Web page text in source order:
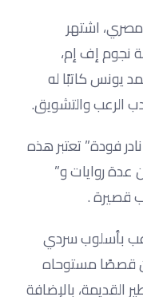
اشتهر
نجوم إف إم،
يونس كاتبًا له
الرعب والتشويق.
فودة” تعتبر هذه
روايات و”
قصيرة .
بأسلوب سردي
قصصًا مستوحاه
القديمة، بالإضافة